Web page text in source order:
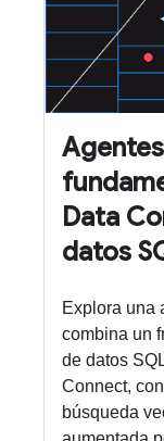
Data
datos
Explora una
combina un
de datos
Connect,
búsqueda